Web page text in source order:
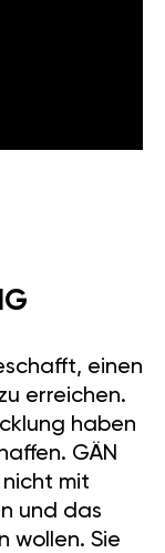
einen
erreichen.
haben
GÄN
mit
und das
wollen. Sie